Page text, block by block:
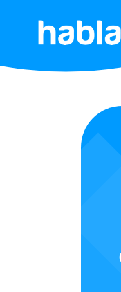
Início